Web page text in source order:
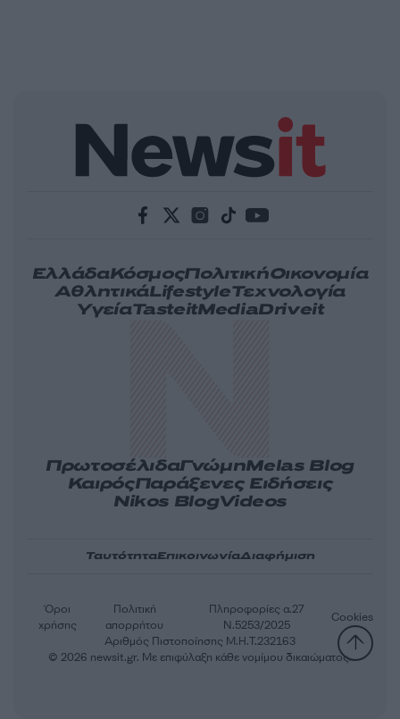
ΕλλάδαΚόσμοςΠολιτικήΟικονομία
ΑθλητικάLifestyleΤεχνολογία
ΥγείαTasteitMediaDriveit
ΠρωτοσέλιδαΓνώμηMelas Blog
ΚαιρόςΠαράξενες Ειδήσεις
Nikos BlogVideos
ΤαυτότηταΕπικοινωνίαΔιαφήμιση
Αριθμός Πιστοποίησης Μ.Η.Τ.232163
Όροι
χρήσης
Πολιτική
απορρήτου
Πληροφορίες α.27
Ν.5253/2025
Cookies
© 2026 newsit.gr. Με επιφύλαξη κάθε νομίμου δικαιώματος.